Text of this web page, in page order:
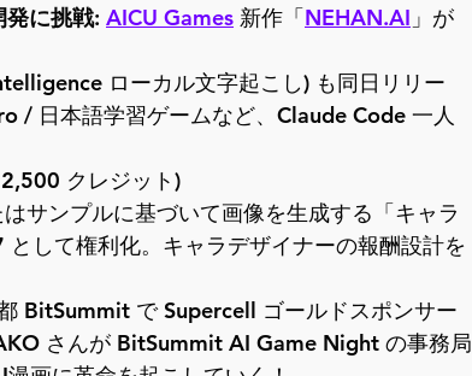
発に挑戦: AICU Games 新作「NEHAN.AI 」が
ローカル文字起こし) も同日リリー
/ 日本語学習ゲームなど、Claude Code 一人
クレジット)
サンプルに基づいて画像を生成する「キャラ
して権利化。キャラデザイナーの報酬設計を
BitSummit で Supercell ゴールドスポンサー
さんが BitSummit AI Game Night の事務局